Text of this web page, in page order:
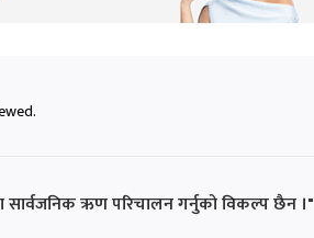
सार्वजनिक ऋण परिचालन गर्नुको विकल्प छैन ।"